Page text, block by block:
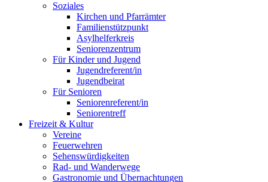
Soziales
Kirchen und Pfarrämter
Familienstützpunkt
Asylhelferkreis
Seniorenzentrum
Für Kinder und Jugend
Jugendreferent/in
Jugendbeirat
Für Senioren
Seniorenreferent/in
Seniorentreff
Freizeit & Kultur
Vereine
Feuerwehren
Sehenswürdigkeiten
Rad- und Wanderwege
Gastronomie und Übernachtungen